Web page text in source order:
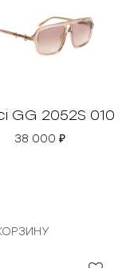
GG 2052S 010
38 000₽